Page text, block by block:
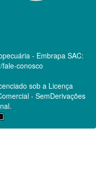
- Embrapa SAC:
conosco
sob a Licença
- SemDerivações